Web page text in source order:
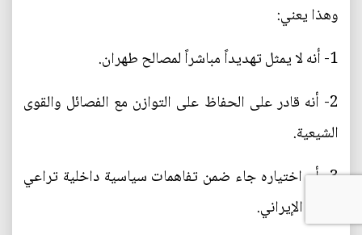
وهذا يعني:
1- أنه لا يمثل تهديداً مباشراً لمصالح طهران.
2- أنه قادر على الحفاظ على التوازن مع الفصائل والقوى
الشيعية.
3- أن اختياره جاء ضمن تفاهمات سياسية داخلية تراعي
النفوذ الإيراني.